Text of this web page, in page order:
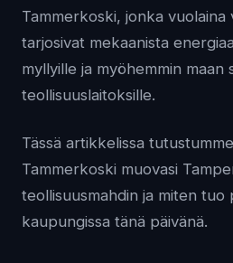
Tammerkoski, jonka
tarjosivat mekaanista
myllyille ja myöhemmin maan
teollisuuslaitoksille.
Tässä artikkelissa
Tammerkoski muovasi
teollisuusmahdin ja miten
kaupungissa tänä päivänä.